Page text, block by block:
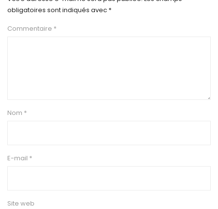
obligatoires sont indiqués avec *
Commentaire *
Nom *
E-mail *
Site web